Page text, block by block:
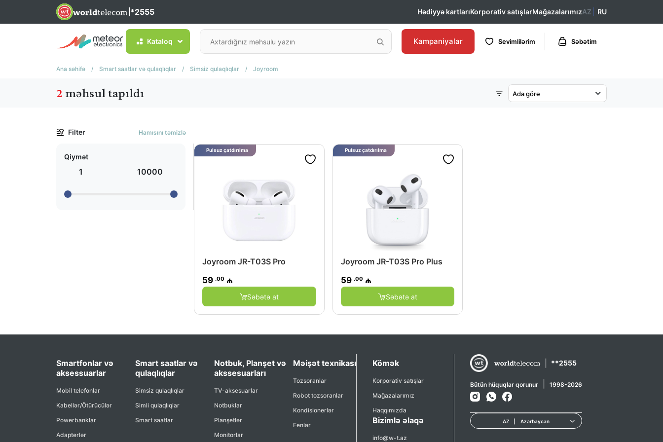
*2555 Hədiyyə kartlarıKorporativ satışlarMağazalarımızAZ RU
Kataloq Kampaniyalar Sevimlilərim Səbətim
Ana səhifə / Smart saatlar və qulaqlıqlar / Simsiz qulaqlıqlar / Joyroom
2 məhsul tapıldı Ada görə
Filter Hamısını təmizlə
Qiymət
1 10000
Joyroom JR-T03S Pro
59 .00 ₼
Səbətə at
Pulsuz çatdırılma
Joyroom JR-T03S Pro Plus
59 .00 ₼
Səbətə at
Pulsuz çatdırılma
Smartfonlar və
aksessuarlar
Mobil telefonlar
Kabellər/Ötürücülər
Powerbanklar
Adapterlər
Smart saatlar və
qulaqlıqlar
Simsiz qulaqlıqlar
Simli qulaqlıqlar
Smart saatlar
Notbuk, Planşet və
akssesuarları
TV-aksesuarlar
Notbuklar
Planşetlər
Monitorlar
Məişət texnikası
Tozsoranlar
Robot tozsoranlar
Kondisionerlər
Fenlər
Kömək
Korporativ satışlar
Mağazalarımız
Haqqımızda
Bizimlə əlaqə
info@w-t.az
**2555
Bütün hüquqlar qorunur 1998-2026
AZ Azərbaycan